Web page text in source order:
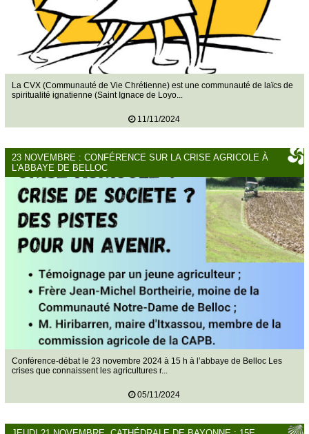
La CVX (Communauté de Vie Chrétienne) est une communauté de laïcs de
spiritualité ignatienne (Saint Ignace de Loyo...
11/11/2024
23 NOVEMBRE : CONFÉRENCE SUR LA CRISE AGRICOLE À
L'ABBAYE DE BELLOC
Conférence-débat le 23 novembre 2024 à 15 h à l’abbaye de Belloc Les
crises que connaissent les agricultures r...
05/11/2024